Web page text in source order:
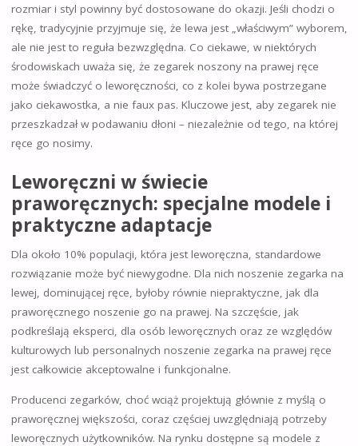
rozmiar i styl powinny być dostosowane do okazji. Jeśli chodzi o
rękę, tradycyjnie przyjmuje się, że lewa jest „właściwym” wyborem,
ale nie jest to reguła bezwzględna. Co ciekawe, w niektórych
środowiskach uważa się, że zegarek noszony na prawej ręce
może świadczyć o leworęczności, co z kolei bywa postrzegane
jako ciekawostka, a nie faux pas. Kluczowe jest, aby zegarek nie
przeszkadzał w podawaniu dłoni – niezależnie od tego, na której
ręce go nosimy.
Leworęczni w świecie
praworęcznych: specjalne modele i
praktyczne adaptacje
Dla około 10% populacji, która jest leworęczna, standardowe
rozwiązanie może być niewygodne. Dla nich noszenie zegarka na
lewej, dominującej ręce, byłoby równie niepraktyczne, jak dla
praworęcznego noszenie go na prawej. Na szczęście, jak
podkreślają eksperci, dla osób leworęcznych oraz ze względów
kulturowych lub personalnych noszenie zegarka na prawej ręce
jest całkowicie akceptowalne i funkcjonalne.
Producenci zegarków, choć wciąż projektują głównie z myślą o
praworęcznej większości, coraz częściej uwzględniają potrzeby
leworęcznych użytkowników. Na rynku dostępne są modele z